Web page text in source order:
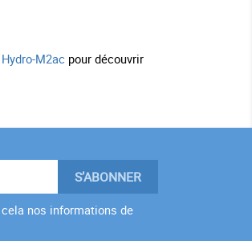
Hydro-M2ac pour découvrir
nos informations de